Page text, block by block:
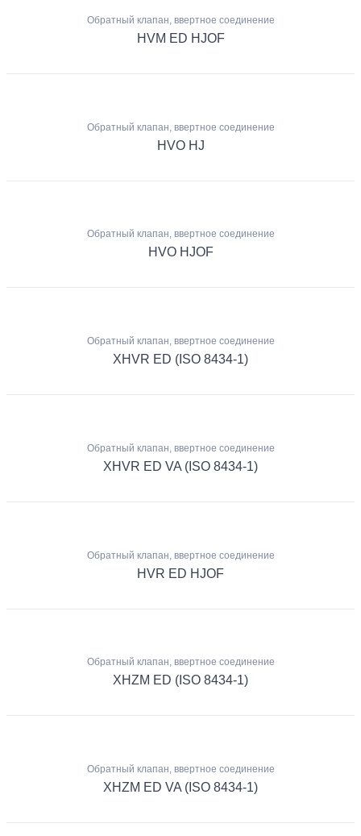
Обратный клапан, ввертное соединение
HVM ED HJOF
Обратный клапан, ввертное соединение
HVO HJ
Обратный клапан, ввертное соединение
HVO HJOF
Обратный клапан, ввертное соединение
XHVR ED (ISO 8434-1)
Обратный клапан, ввертное соединение
XHVR ED VA (ISO 8434-1)
Обратный клапан, ввертное соединение
HVR ED HJOF
Обратный клапан, ввертное соединение
XHZM ED (ISO 8434-1)
Обратный клапан, ввертное соединение
XHZM ED VA (ISO 8434-1)